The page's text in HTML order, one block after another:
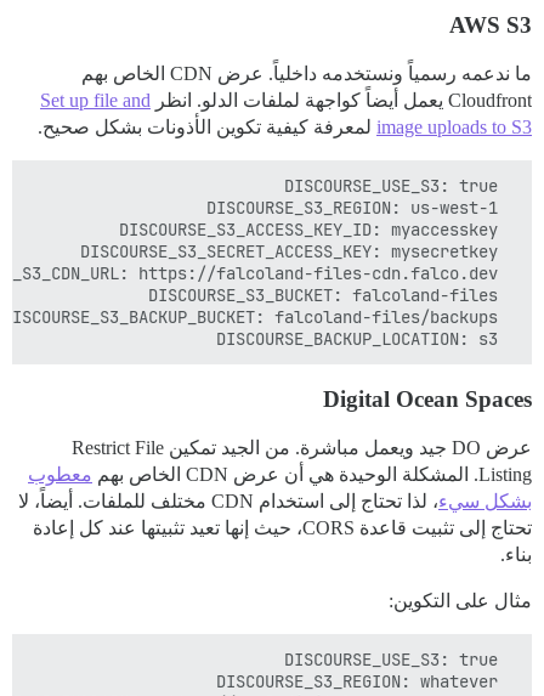
AWS S3
ما ندعمه رسمياً ونستخدمه داخلياً. عرض CDN الخاص بهم
Cloudfront يعمل أيضاً كواجهة لملفات الدلو. انظر
Set up file and
image uploads to S3 لمعرفة كيفية تكوين الأذونات بشكل صحيح.
Digital Ocean Spaces
عرض DO جيد ويعمل مباشرة. من الجيد تمكين Restrict File
Listing. المشكلة الوحيدة هي أن عرض CDN الخاص بهم
معطوب
بشكل سيء
، لذا تحتاج إلى استخدام CDN مختلف للملفات. أيضاً، لا
تحتاج إلى تثبيت قاعدة CORS، حيث إنها تعيد تثبيتها عند كل إعادة
بناء.
مثال على التكوين: